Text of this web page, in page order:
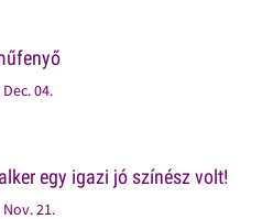
04.
egy igazi jó színész volt!
Nov. 21.